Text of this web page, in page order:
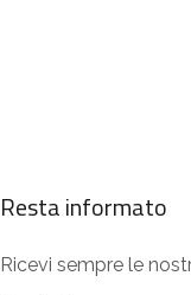
Resta informato
Ricevi sempre le